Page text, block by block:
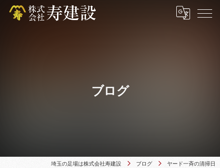
ブログ
埼玉の足場は株式会社寿建設 ブログ ヤード一斉の清掃日